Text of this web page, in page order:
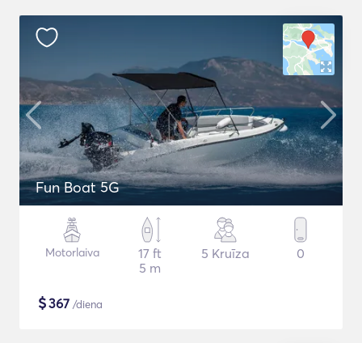
Fun Boat 5G
Motorlaiva
17 ft
5 m
5 Kruīza 0
$367 /diena